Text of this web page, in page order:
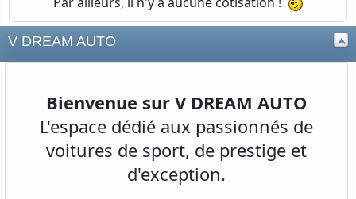
V DREAM AUTO
Bienvenue sur V DREAM AUTO
L'espace dédié aux passionnés de
voitures de sport, de prestige et
d'exception.